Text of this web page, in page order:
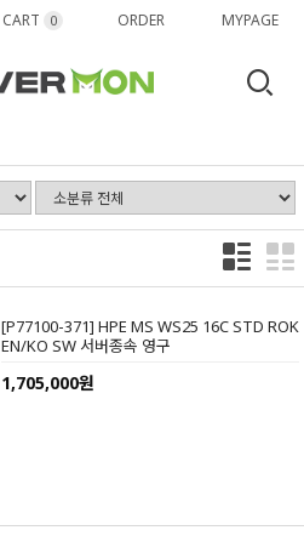
CART 0 ORDER MYPAGE
[P77100-371] HPE MS WS25 16C STD ROK
EN/KO SW 서버종속 영구
1,705,000원